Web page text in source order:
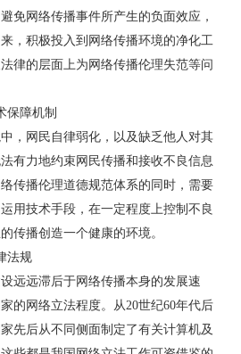
网络传播事件所产生的负面效应，
，积极投入到网络传播环境的净化工
律的层面上为网络传播伦理失范等问
障机制
网民自律弱化，以及缺乏他人对其
有力地约束网民传播和接收不良信息
传播伦理道德规范体系的同时，需要
用技术手段，在一定程度上控制不良
传播创造一个健康的环境。
法规
远滞后于网络传播本身的发展速
的网络立法程度。从20世纪60年代后
先后从不同侧面制定了有关计算机及